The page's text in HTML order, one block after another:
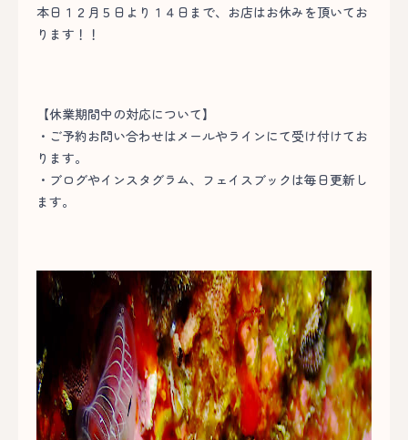
本日１２月５日より１４日まで、お店はお休みを頂いてお
ります！！
【休業期間中の対応について】
・ご予約お問い合わせはメールやラインにて受け付けてお
ります。
・ブログやインスタグラム、フェイスブックは毎日更新し
ます。